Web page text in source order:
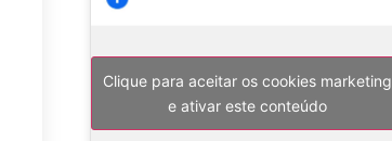
Clique para aceitar os cookies marketing
e ativar este conteúdo